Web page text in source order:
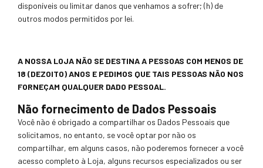
disponíveis ou limitar danos que venhamos a sofrer; (h) de
outros modos permitidos por lei.
A NOSSA LOJA NÃO SE DESTINA A PESSOAS COM MENOS DE
18 (DEZOITO) ANOS E PEDIMOS QUE TAIS PESSOAS NÃO NOS
FORNEÇAM QUALQUER DADO PESSOAL.
Não fornecimento de Dados Pessoais
Você não é obrigado a compartilhar os Dados Pessoais que
solicitamos, no entanto, se você optar por não os
compartilhar, em alguns casos, não poderemos fornecer a você
acesso completo à Loja, alguns recursos especializados ou ser